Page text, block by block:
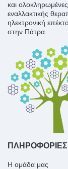
και
εναλλακτικής
ηλεκτρονική
στην Πάτρα.
ΠΛΗΡΟΦΟΡΙΕΣ
Η ομάδα μας